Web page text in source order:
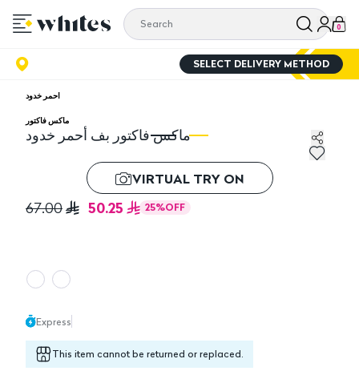
0
SELECT DELIVERY METHOD
احمر خدود
ماكس فاكتور
ماكس فاكتور بف أحمر خدود
ماكس فاكتور بف أحمر خدود
VIRTUAL TRY ON
67.00 50.25 25%OFF
Express
This item cannot be returned or replaced.